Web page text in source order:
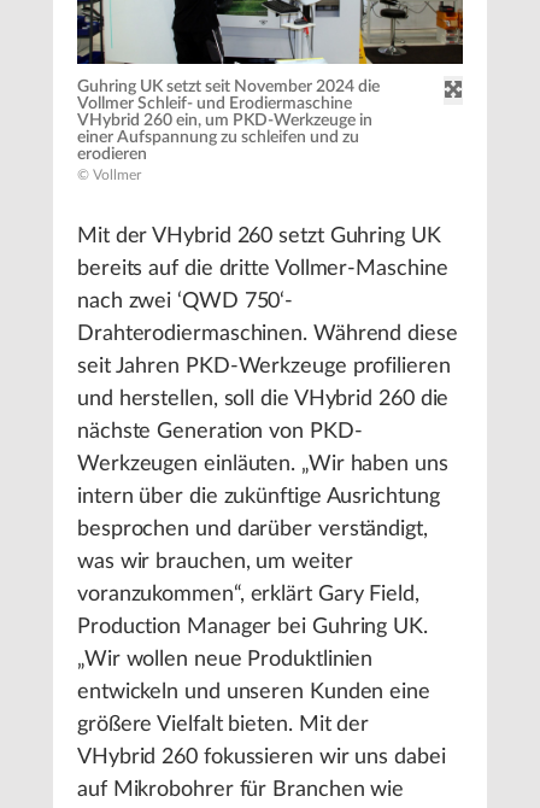
Guhring UK setzt seit November 2024 die
Vollmer Schleif- und Erodiermaschine
VHybrid 260 ein, um PKD-Werkzeuge in
einer Aufspannung zu schleifen und zu
erodieren
© Vollmer
Mit der VHybrid 260 setzt Guhring UK
bereits auf die dritte Vollmer-Maschine
nach zwei ‘QWD 750‘-
Drahterodiermaschinen. Während diese
seit Jahren PKD-Werkzeuge profilieren
und herstellen, soll die VHybrid 260 die
nächste Generation von PKD-
Werkzeugen einläuten. „Wir haben uns
intern über die zukünftige Ausrichtung
besprochen und darüber verständigt,
was wir brauchen, um weiter
voranzukommen“, erklärt Gary Field,
Production Manager bei Guhring UK.
„Wir wollen neue Produktlinien
entwickeln und unseren Kunden eine
größere Vielfalt bieten. Mit der
VHybrid 260 fokussieren wir uns dabei
auf Mikrobohrer für Branchen wie